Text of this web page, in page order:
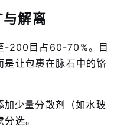
解离
-200目占60-70%。目
是让包裹在脉石中的铬
加少量分散剂（如水玻
选。